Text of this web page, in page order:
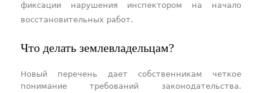
фиксации нарушения инспектором на начало
восстановительных работ.
Что делать землевладельцам?
Новый перечень дает собственникам четкое
понимание требований законодательства.